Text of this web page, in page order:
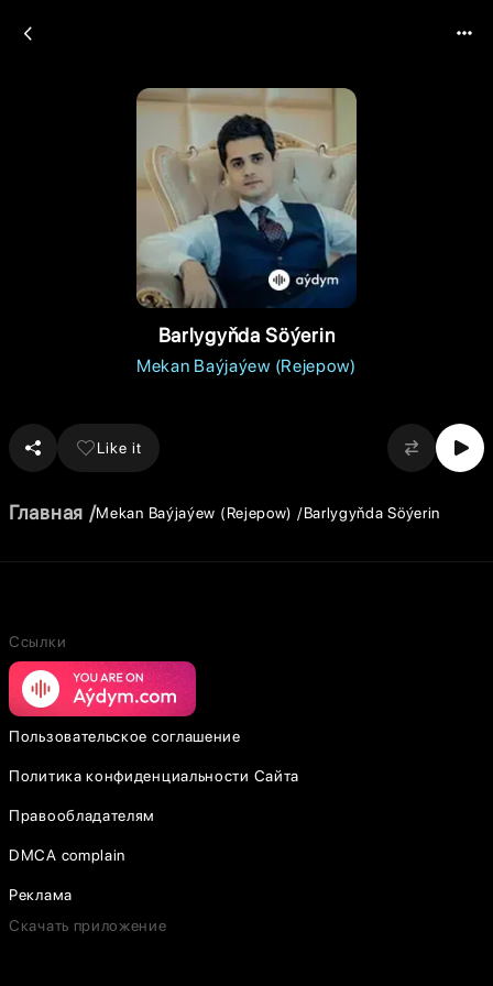
Barlygyňda Söýerin
Mekan Baýjaýew (Rejepow)
Like it
Главная Mekan Baýjaýew (Rejepow) Barlygyňda Söýerin
Ссылки
Пользовательское соглашение
Политика конфиденциальности Сайта
Правообладателям
DMCA complain
Реклама
Скачать приложение